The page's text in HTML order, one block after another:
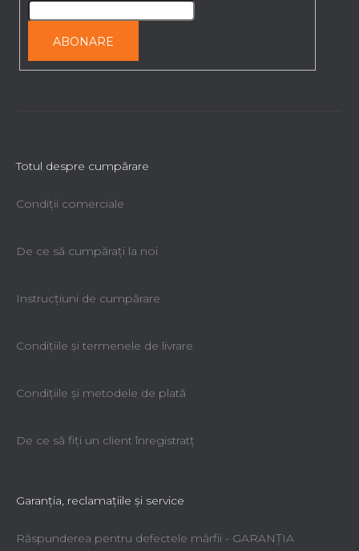
ABONARE
Totul despre cumpărare
Condiții comerciale
De ce să cumpăraţi la noi
Instrucțiuni de cumpărare
Condiţiile şi termenele de livrare
Condiţiile şi metodele de plată
De ce să fiţi un client înregistratţ
Garanţia, reclamaţiile şi service
Răspunderea pentru defectele mărfii - GARANŢIA